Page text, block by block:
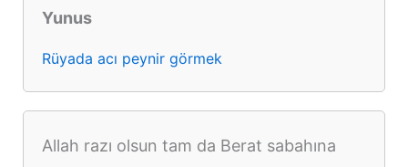
Yunus
Rüyada acı peynir görmek
Allah razı olsun tam da Berat sabahına